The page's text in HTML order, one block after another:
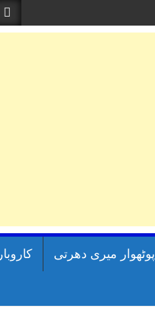
پوٹھوار میری دھرتی کاروبار